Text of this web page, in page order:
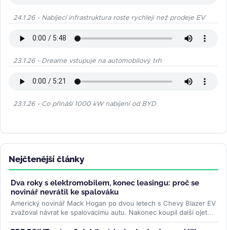
24.1.26 - Nabíjecí infrastruktura roste rychleji než prodeje EV
23.1.26 - Dreame vstupuje na automobilový trh
23.1.26 - Co přináší 1000 kW nabíjení od BYD
Nejčtenější články
Dva roky s elektromobilem, konec leasingu: proč se
novinář nevrátil ke spalováku
Americký novinář Mack Hogan po dvou letech s Chevy Blazer EV
zvažoval návrat ke spalovacímu autu. Nakonec koupil další ojetý
elektromobil...>>